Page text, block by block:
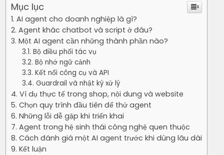
Mục lục
AI agent cho doanh nghiệp là gì?
Agent khác chatbot và script ở đâu?
Một AI agent cần những thành phần nào?
Bộ điều phối tác vụ
Bộ nhớ ngữ cảnh
Kết nối công cụ và API
Guardrail và nhật ký xử lý
Ví dụ thực tế trong shop, nội dung và website
Chọn quy trình đầu tiên để thử agent
Những lỗi dễ gặp khi triển khai
Agent trong hệ sinh thái công nghệ quen thuộc
Cách đánh giá một AI agent trước khi dùng lâu dài
Kết luận